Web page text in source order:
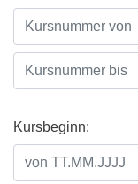
Kursbeginn: